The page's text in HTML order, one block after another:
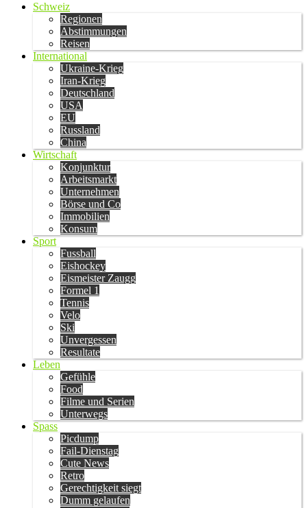
Schweiz
Regionen
Abstimmungen
Reisen
International
Ukraine-Krieg
Iran-Krieg
Deutschland
USA
EU
Russland
China
Wirtschaft
Konjunktur
Arbeitsmarkt
Unternehmen
Börse und Co
Immobilien
Konsum
Sport
Fussball
Eishockey
Eismeister Zaugg
Formel 1
Tennis
Velo
Ski
Unvergessen
Resultate
Leben
Gefühle
Food
Filme und Serien
Unterwegs
Spass
Picdump
Fail-Dienstag
Cute News
Retro
Gerechtigkeit siegt
Dumm gelaufen